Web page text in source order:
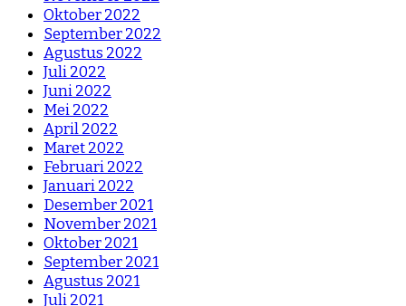
Oktober 2022
September 2022
Agustus 2022
Juli 2022
Juni 2022
Mei 2022
April 2022
Maret 2022
Februari 2022
Januari 2022
Desember 2021
November 2021
Oktober 2021
September 2021
Agustus 2021
Juli 2021